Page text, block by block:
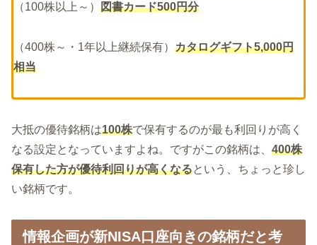
（100株以上～） 図書カード500円分
（400株～・1年以上継続保有） カタログギフト5,000円
相当
大抵の優待銘柄は100株で保有するのが最も利回りが高く
なる設定となっていますよね。ですがこの銘柄は、 400株
保有した方が優待利回りが高くなるという、ちょっと珍し
い銘柄です。
情報企画が新NISA口座向きの銘柄だと考